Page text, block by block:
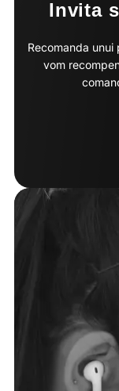
Invita
Recomanda
vom